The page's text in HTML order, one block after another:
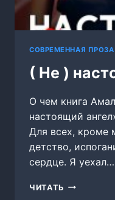
СОВРЕМЕННАЯ ПРОЗА
( Не )
О чем книга
настоящий
Для всех, кроме
детство,
сердце. Я уехал…
ЧИТАТЬ